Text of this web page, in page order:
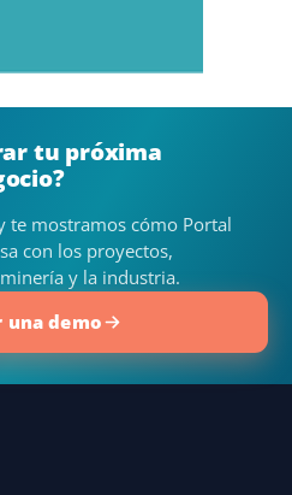
tu próxima
te mostramos cómo Portal
con los proyectos,
y la industria.
demo